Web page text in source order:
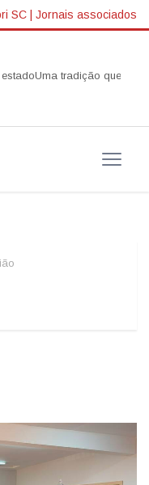
SC | Jornais associados
que voltou a reunir a